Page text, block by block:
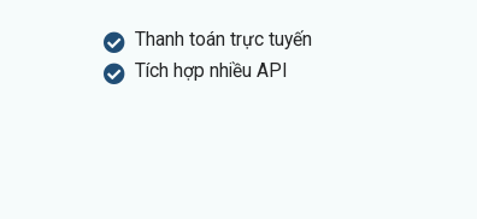
Thanh toán trực tuyến
Tích hợp nhiều API